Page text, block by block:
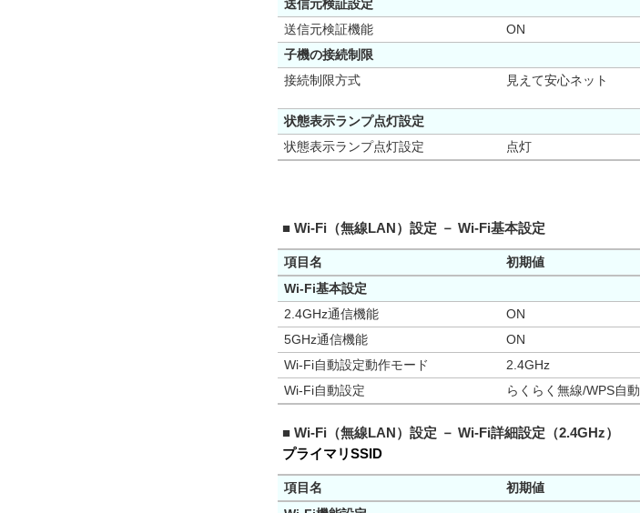
送信元検証設定
送信元検証機能
ON
子機の接続制限
接続制限方式
見えて安心ネット
状態表示ランプ点灯設定
状態表示ランプ点灯設定
点灯
■ Wi-Fi（無線LAN）設定 － Wi-Fi基本設定
項目名 初期値
Wi-Fi基本設定
2.4GHz通信機能
ON
5GHz通信機能
ON
Wi-Fi自動設定動作モード
2.4GHz
Wi-Fi自動設定
らくらく無線/WPS自動
■ Wi-Fi（無線LAN）設定 － Wi-Fi詳細設定（2.4GHz）
プライマリSSID
項目名 初期値